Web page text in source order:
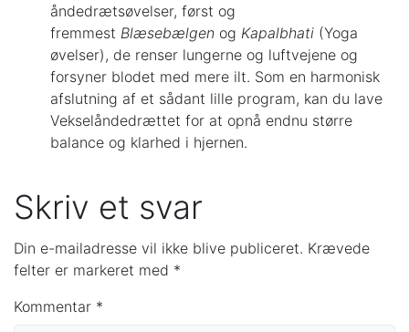
åndedrætsøvelser, først og
fremmest Blæsebælgen og Kapalbhati (Yoga
øvelser), de renser lungerne og luftvejene og
forsyner blodet med mere ilt. Som en harmonisk
afslutning af et sådant lille program, kan du lave
Vekselåndedrættet for at opnå endnu større
balance og klarhed i hjernen.
Skriv et svar
Din e-mailadresse vil ikke blive publiceret. Krævede
felter er markeret med *
Kommentar *